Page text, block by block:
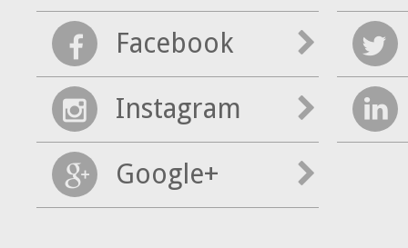
Facebook
Instagram
Google+